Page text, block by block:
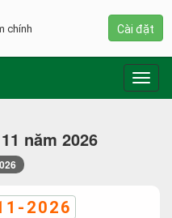
năm 2026
2026
chính
Cài đặt